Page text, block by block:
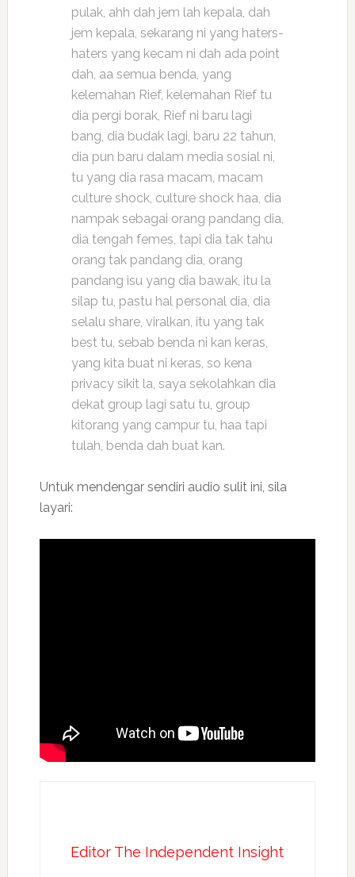
pulak, ahh dah jem lah kepala, dah
jem kepala, sekarang ni yang haters-
haters yang kecam ni dah ada point
dah, aa semua benda, yang
kelemahan Rief, kelemahan Rief tu
dia pergi borak, Rief ni baru lagi
bang, dia budak lagi, baru 22 tahun,
dia pun baru dalam media sosial ni,
tu yang dia rasa macam, macam
culture shock, culture shock haa, dia
nampak sebagai orang pandang dia,
dia tengah femes, tapi dia tak tahu
orang tak pandang dia, orang
pandang isu yang dia bawak, itu la
silap tu, pastu hal personal dia, dia
selalu share, viralkan, itu yang tak
best tu, sebab benda ni kan keras,
yang kita buat ni keras, so kena
privacy sikit la, saya sekolahkan dia
dekat group lagi satu tu, group
kitorang yang campur tu, haa tapi
tulah, benda dah buat kan.
Untuk mendengar sendiri audio sulit ini, sila
layari:
Editor The Independent Insight